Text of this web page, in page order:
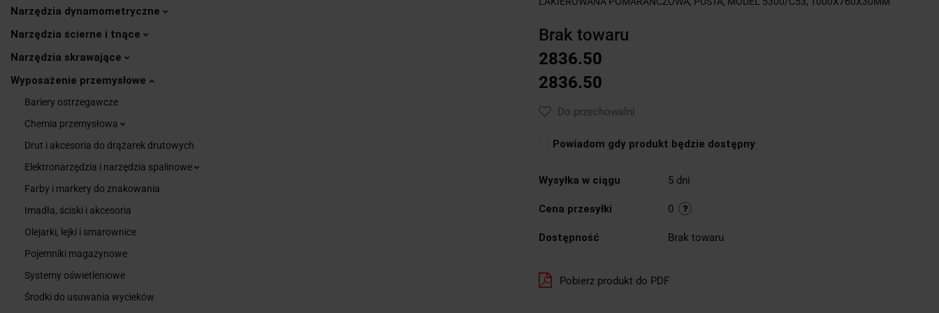
Narzędzia dynamometryczne
Narzędzia ścierne i tnące
Narzędzia skrawające
Wyposażenie przemysłowe
Bariery ostrzegawcze
Chemia przemysłowa
Drut i akcesoria do drążarek drutowych
Elektronarzędzia i narzędzia spalinowe
Farby i markery do znakowania
Imadła, ściski i akcesoria
Olejarki, lejki i smarownice
Pojemniki magazynowe
Systemy oświetleniowe
Środki do usuwania wycieków
Brak towaru
2836.50
2836.50
Do przechowalni
Powiadom gdy produkt będzie dostępny
Wysyłka w ciągu 5 dni
Cena przesyłki 0
Dostępność Brak towaru
Pobierz produkt do PDF